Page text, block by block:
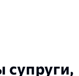
супруги,